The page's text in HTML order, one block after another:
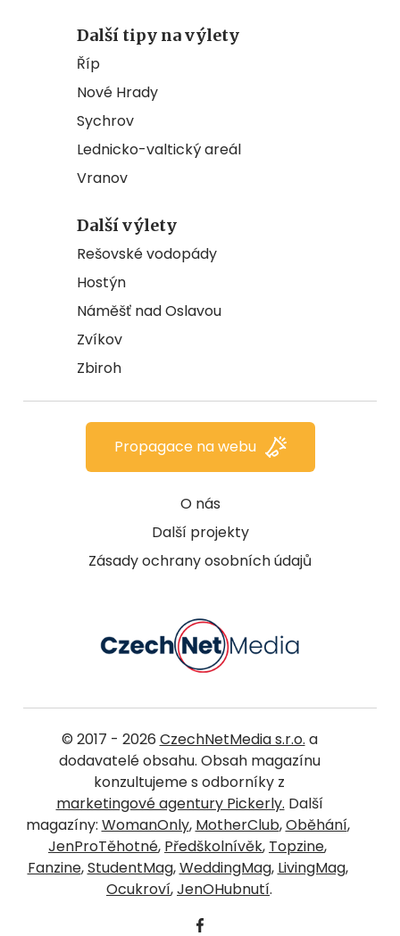
Další tipy na výlety
Říp
Nové Hrady
Sychrov
Lednicko-valtický areál
Vranov
Další výlety
Rešovské vodopády
Hostýn
Náměšť nad Oslavou
Zvíkov
Zbiroh
O nás
Další projekty
Zásady ochrany osobních údajů
Propagace na webu
© 2017 - 2026 CzechNetMedia s.r.o. a
dodavatelé obsahu. Obsah magazínu
konzultujeme s odborníky z
marketingové agentury Pickerly. Další
magazíny: WomanOnly, MotherClub,Oběhání,
JenProTěhotné, Předškolnívěk, Topzine,
Fanzine,StudentMag,WeddingMag, LivingMag,
Ocukroví,JenOHubnutí.